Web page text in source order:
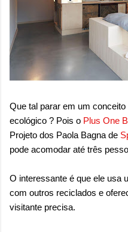
onde queremos
maioria das p...
Que tal parar em um
ecológico ? Pois o Plus One
Projeto dos Paola Bagna de
pode acomodar até três
O interessante é que ele usa
com outros reciclados e
visitante precisa.